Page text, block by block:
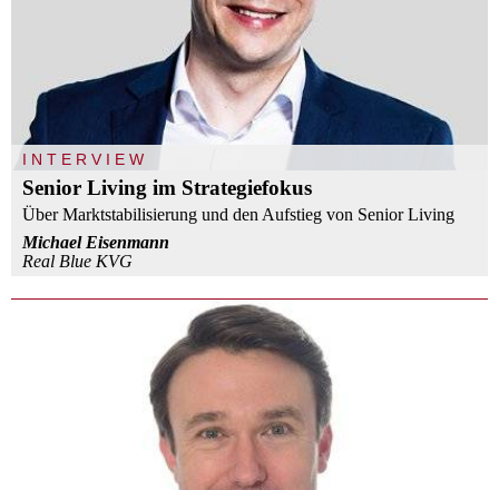
INTERVIEW
Senior Living im Strategiefokus
Über Marktstabilisierung und den Aufstieg von Senior Living
Michael Eisenmann
Real Blue KVG